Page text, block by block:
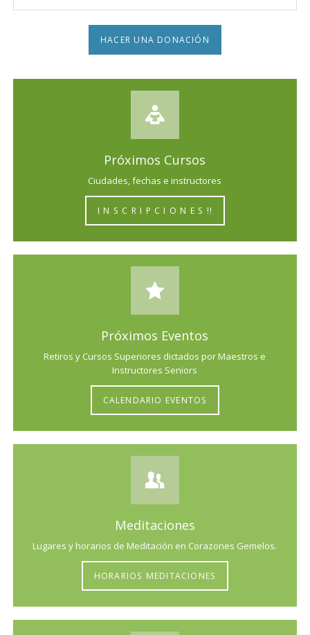
HACER UNA DONACIÓN
Próximos Cursos
Ciudades, fechas e instructores
I N S C R I P C I O N E S !!
Próximos Eventos
Retiros y Cursos Superiores dictados por Maestros e
Instructores Seniors
CALENDARIO EVENTOS
Meditaciones
Lugares y horarios de Meditación en Corazones Gemelos.
HORARIOS MEDITACIONES